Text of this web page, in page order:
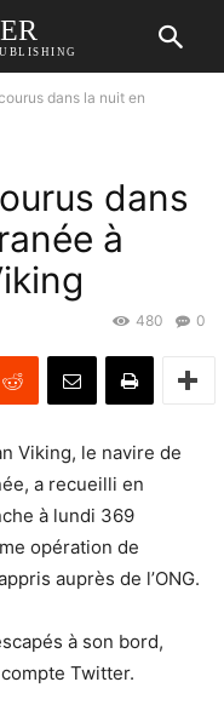
dans la nuit en
dans
à
0
480
Viking, le navire de
a recueilli en
à lundi 369
opération de
auprès de l’ONG.
à son bord,
Twitter.